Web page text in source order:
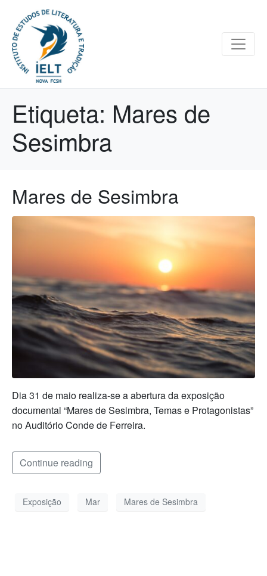
Etiqueta: Mares de
Sesimbra
Mares de Sesimbra
Dia 31 de maio realiza-se a abertura da exposição
documental “Mares de Sesimbra, Temas e Protagonistas”
no Auditório Conde de Ferreira.
Continue reading
Exposição Mar Mares de Sesimbra